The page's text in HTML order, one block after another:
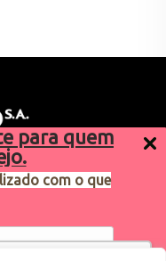
para quem
com o que